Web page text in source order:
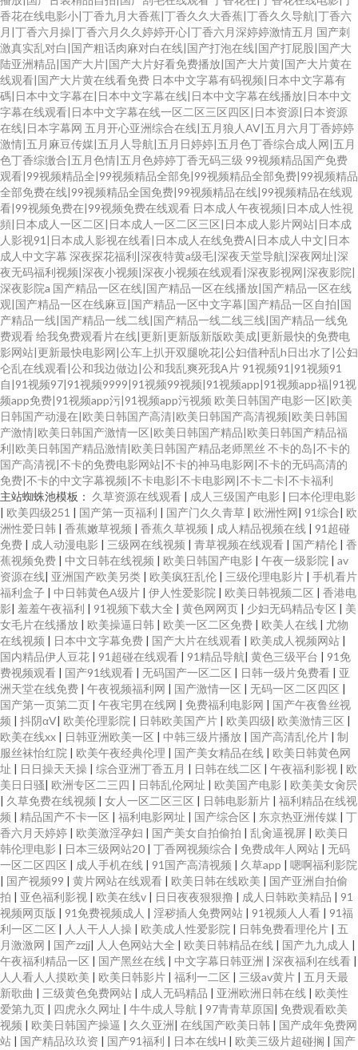
香花在线电影小|丁香九月大香蕉|丁香久久大香蕉|丁香久久导航|丁香六
月|丁香六月操|丁香六月久久婷婷开心|丁香六月深婷婷激情五月 国产刺
激真实乱对白|国产粗话肉麻对白在线|国产打泡在线|国产打屁股|国产大
陆亚洲精品|国产大片|国产大片好看免费播放|国产大片黄|国产大片黄在
线观看|国产大片黄在线看免费 日本中文字幕有码视频|日本中文字幕有
碼|日本中文字幕在|日本中文字幕在线|日本中文字幕在线播放|日本中文
字幕在线观看|日本中文字幕在线一区二区三区四区|日本资源|日本资源
在线|日本字幕网 五月开心亚洲综合在线|五月狼人AV|五月六月丁香婷婷
激情|五月麻豆传媒|五月人导航|五月日婷婷|五月色丁香综合成人网|五月
色丁香综缴合|五月色情|五月色婷婷丁香无码三级 99视频精品国产免费
观看|99视频精品全|99视频精品全部免|99视频精品全部免费|99视频精品
全部免费在线|99视频精品全国免费|99视频精品在线|99视频精品在线观
看|99视频免费在|99视频免费在线观看 日本成人午夜视频|日本成人性視
頻|日本成人一区二区|日本成人一区二区三区|日本成人影片网站|日本成
人影视91|日本成人影视在线看|日本成人在线免费A|日本成人中文|日本
成人中文字幕 深夜探花福利|深夜特黄a级毛|深夜天堂导航|深夜网址|深
夜无码福利视频|深夜小视频|深夜小视频在线观看|深夜影视网|深夜影院|
深夜影院a 国产精品一区在线|国产精品一区在线播放|国产精品一区在线
观|国产精品一区在线麻豆|国产精品一区中文字幕|国产精品一区自拍|国
产精品一线|国产精品一线二线|国产精品一线二线三线|国产精品一线免
费观看给我免费观看片在线|更新|更新版新版欧美成|更新最快的免费电
影网站|更新最快电影网|公车上扒开双腿吮花|公妇借种乱h日出水了|公妇
仑乱在线观看|公和我边做边|公和我乱爽死我A片 91视频91|91视频91
自|91视频97|91视频9999|91视频99视频|91视频app|91视频app福|91视
频app免费|91视频app污|91视频app污视频 欧美日韩国产电影一区|欧美
日韩国产动漫在|欧美日韩国产高清|欧美日韩国产高清视频|欧美日韩国
产激情|欧美日韩国产激情一区|欧美日韩国产精品|欧美日韩国产精品福
利|欧美日韩国产精品激情|欧美日韩国产精品老师黑丝 不卡的岛|不卡的
国产高清视|不卡的免费电影网站|不卡的神马电影网|不卡的无码高清的
免费|不卡的中文字幕视频|不卡电影|不卡电影网|不卡二卡|不卡福利
主站蜘蛛池模板： 久草资源在线观看 成人三级国产电影
曰本伦理电影
欧美四级251 国产第一页福利 国产门久久青草 欧洲性网 91综合 欧
洲性爱日韩
香蕉嫩草视频 香蕉久草视频 成人精品视频在线
91超碰
免费
成人动漫电影 三级网在线视频 青草视频在线观看 国产精伦
香
蕉视频免费
中文日韩在线视频 欧美日韩国产电影 午夜一级影院
av
资源在线 亚洲国产欧美另类 欧美疯狂乱伦 三级伦理电影片
手机看片
福利盒子
中日韩黄色A级片 伊人性爱影院 欧美日韩视频二区
香港电
影 羞羞午夜福利 91视频下载大全 黄色网网页 少妇无码精品专区
美
女毛片在线播放
欧美操逼日韩 欧美一区二区免费 欧美人在线
尤物
在线视频
日本中文字幕免费 国产大片在线观看 欧美成人视频网站
国内精品伊人豆花
91超碰在线观看 91精品导航 黄色三级平台
91免
费视频观看
国产91线观看 无码国产一区二区 日韩一级片免费看
亚
洲天堂在线免费
午夜视频福利网 国产激情一区 无码一区二区四区
国产第一页第二页
午夜宅男在线网 免费福利电影网
国产午夜鲁丝视
频
抖阴αV 欧美伦理影院 日韩欧美国产片 欧美四级 欧美激情三区
欧美在线xx
日韩亚洲欧美一区 中韩三级片播放 国产高清乱伦片
制
服丝袜怡红院
欧美午夜经典伦理 国产美女精品在线
欧美日韩黄色网
址
日日操天天操 综合亚洲丁香五月 日韩在线二区 午夜福利影视
欧
美日日骚 欧洲专区二三四 日韩乱伦网址 欧美国产电影
欧美美女肏屄
久草免费在线视频 女人一区二区三区 日韩电影新片
福利精品在线视
频
精品国产不卡一区 福利电影网址 国产综合区 东京热亚洲传媒
丁
香六月天婷婷
欧美激淫孕妇 国产美女自拍偷拍 乱肏逼视屏
欧美日
韩伦理电影
日本三级网站20 丁香网视频综合 免费成年人网站
无码
一区二区四区
成人手机在线 91国产高清视频 久草app
嗯啊福利影院
国产视频99 黄片网站在线观看 欧美日韩在线欧美
国产亚洲自拍偷
拍
亚色福利影视 欧美在线v 日日夜夜狠狠撸 成人日韩欧美精品
91
视频网页版
91免费视频成人 淫秽插人免费网站 91视频人人看
91福
利一区二区
人人干人人操 欧美成人性爱影院 日韩免费看理伦片
五
月激激网
国产zzjj 人人色网站大全 欧美日韩精品在线 国产九九成人
午夜福利精品一区
国产黑丝在线 中文字幕日韩亚洲 深夜福利在线看
人人看人人摸欧美
欧美日韩影片 福利一二区 三级av黄片
五月天最
新歌曲
三级黄色免费网站 成人无码精品 亚洲欧洲日韩在线
欧美性
爱第九页
四虎永久网址 牛牛成人导航 97青青草原国
免费观看欧美
视频
欧美日韩国产操逼 久久亚洲 在线国产欧美日韩
国产成年免费网
站
国产精品玖玖资 国产91福利 日本在线H 欧美三级片超碰搁 国产